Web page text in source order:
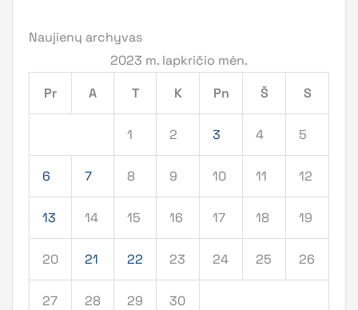
Naujienų archyvas
2023 m. lapkričio mėn.
Pr
A T K Pn Š S
1 2 3 4 5
6 7 8 9 10 11 12
13 14 15 16 17 18 19
20 21 22 23 24 25 26
27 28 29 30